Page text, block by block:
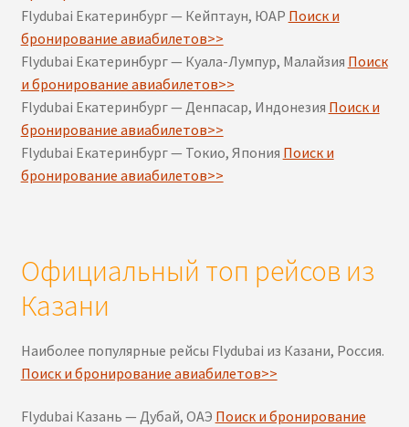
Flydubai Екатеринбург — Кейптаун, ЮАР Поиск и
бронирование авиабилетов>>
Flydubai Екатеринбург — Куала-Лумпур, Малайзия Поиск
и бронирование авиабилетов>>
Flydubai Екатеринбург — Денпасар, Индонезия Поиск и
бронирование авиабилетов>>
Flydubai Екатеринбург — Токио, Япония Поиск и
бронирование авиабилетов>>
Официальный топ рейсов из
Казани
Наиболее популярные рейсы Flydubai из Казани, Россия.
Поиск и бронирование авиабилетов>>
Flydubai Казань — Дубай, ОАЭ Поиск и бронирование